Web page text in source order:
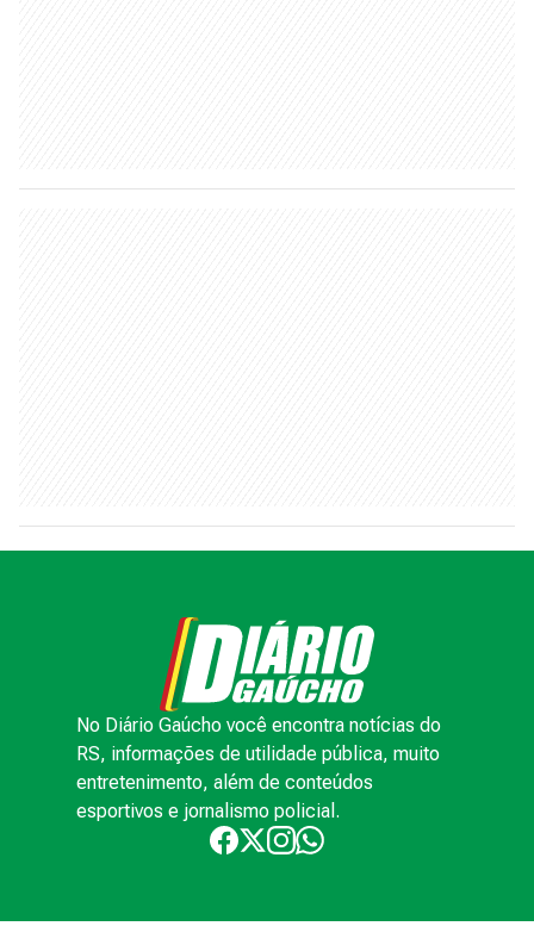
No Diário Gaúcho você encontra notícias do
RS, informações de utilidade pública, muito
entretenimento, além de conteúdos
esportivos e jornalismo policial.